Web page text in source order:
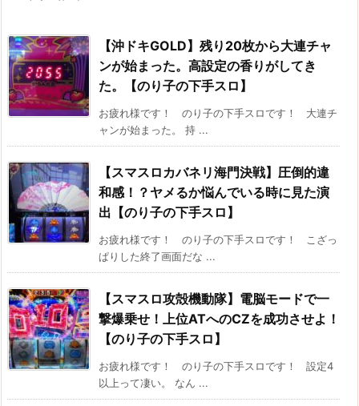
【沖ドキGOLD】残り20枚から大連チャ
ンが始まった。高設定の香りがしてき
た。【のり子の下手スロ】
お疲れ様です！ のり子の下手スロです！ 大連チ
ャンが始まった。 持 ...
【スマスロカバネリ海門決戦】圧倒的違
和感！？ヤメるか悩んでいる時に見た演
出【のり子の下手スロ】
お疲れ様です！ のり子の下手スロです！ こざっ
ぱりした終了画面だな ...
【スマスロ攻殻機動隊】電脳モードで一
撃爆乗せ！上位ATへのCZを成功させよ！
【のり子の下手スロ】
お疲れ様です！ のり子の下手スロです！ 設定4
以上って凄い。 なん ...